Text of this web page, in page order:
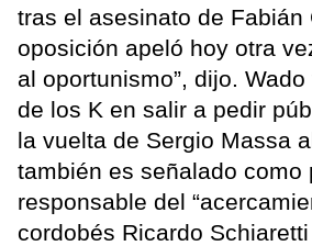
tras el asesinato de Fabián
oposición apeló hoy otra
al oportunismo”, dijo.
de los K en salir a pedir
la vuelta de Sergio Massa
también es señalado como
responsable del
cordobés Ricardo